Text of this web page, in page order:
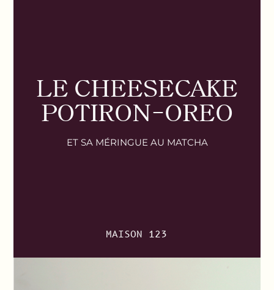
LE CHEESECAKE
POTIRON-OREO
ET SA MÉRINGUE AU MATCHA
MAISON 123